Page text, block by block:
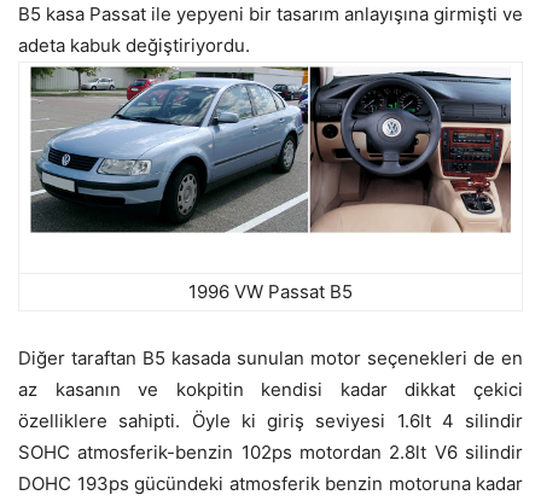
B5 kasa Passat ile yepyeni bir tasarım anlayışına girmişti ve
adeta kabuk değiştiriyordu.
1996 VW Passat B5
Diğer taraftan B5 kasada sunulan motor seçenekleri de en
az kasanın ve kokpitin kendisi kadar dikkat çekici
özelliklere sahipti. Öyle ki giriş seviyesi 1.6lt 4 silindir
SOHC atmosferik-benzin 102ps motordan 2.8lt V6 silindir
DOHC 193ps gücündeki atmosferik benzin motoruna kadar